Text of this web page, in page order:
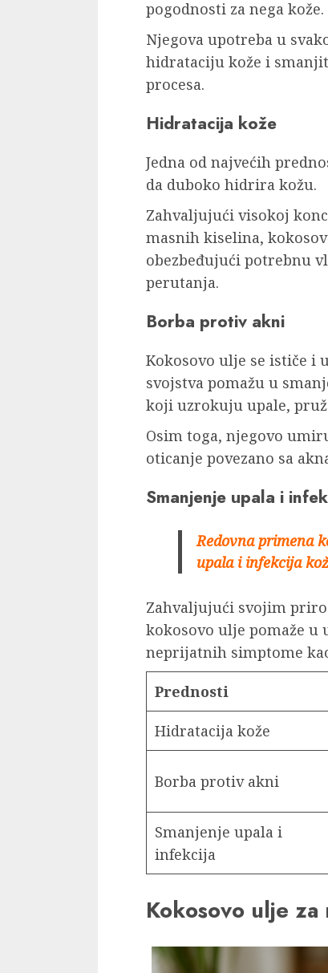
pogodnosti za nega kože.
Njegova upotreba u
hidrataciju kože i
procesa.
Hidratacija kože
Jedna od najvećih
da duboko hidrira kožu.
Zahvaljujući visokoj
masnih kiselina,
obezbeđujući potrebnu
perutanja.
Borba protiv akni
Kokosovo ulje se ističe i
svojstva pomažu u
koji uzrokuju upale,
Osim toga, njegovo
oticanje povezano sa
Smanjenje upala i
Redovna primena
upala i infekcija
Zahvaljujući svojim
kokosovo ulje pomaže
neprijatnih simptome
Prednosti
Hidratacija kože
Borba protiv akni
Smanjenje upala i
infekcija
Kokosovo ulje za